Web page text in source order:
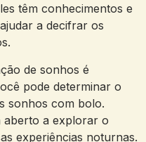
têm ‌conhecimentos⁢ e
‌a⁣ decifrar os
de sonhos é
⁤pode determinar o
sonhos com bolo.
aberto a explorar o
experiências noturnas.